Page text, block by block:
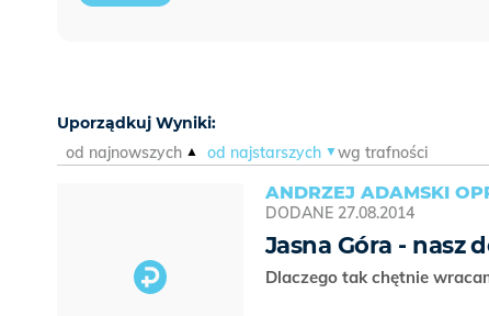
Uporządkuj Wyniki:
od najnowszych
od najstarszych wg trafności
ANDRZEJ ADAMSKI
DODANE 27.08.2014
Jasna Góra - nasz
Dlaczego tak chętnie